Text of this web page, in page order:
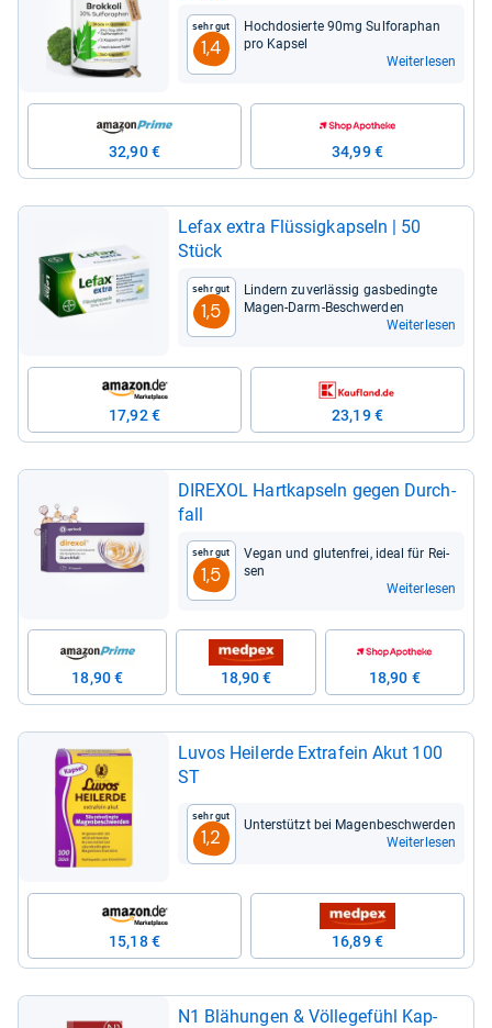
Sehr gut
1,4
Hoch­do­sierte 90mg Sul­fo­ra­phan
pro Kap­sel
Weiterlesen
32,90 € 34,99 €
Lefax extra Flüs­sig­kap­seln | 50
Stück
Sehr gut
1,5
Lin­dern zuver­läs­sig gas­be­dingte
Magen-​Darm-​Beschwer­den
Weiterlesen
17,92 € 23,19 €
DIR­E­XOL Hart­kap­seln gegen Durch­
fall
Sehr gut
1,5
Vegan und glu­ten­frei, ideal für Rei­
sen
Weiterlesen
18,90 € 18,90 € 18,90 €
Luvos Heil­erde Extra­fein Akut 100
ST
Sehr gut
1,2
Unter­stützt bei Magen­be­schwer­den
Weiterlesen
15,18 € 16,89 €
N1 Blä­hun­gen & Völ­le­ge­fühl Kap­